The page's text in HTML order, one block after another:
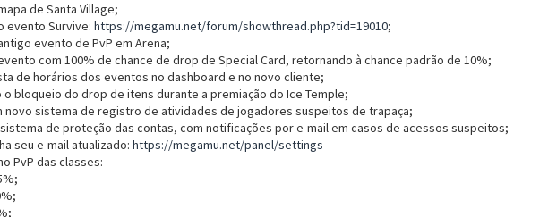
de Santa Village;
evento Survive: https://megamu.net/forum/showthread.php?tid=19010;
evento de PvP em Arena;
com 100% de chance de drop de Special Card, retornando à chance padrão de 10%;
de horários dos eventos no dashboard e no novo cliente;
bloqueio do drop de itens durante a premiação do Ice Temple;
novo sistema de registro de atividades de jogadores suspeitos de trapaça;
de proteção das contas, com notificações por e-mail em casos de acessos suspeitos;
seu e-mail atualizado: https://megamu.net/panel/settings
PvP das classes: